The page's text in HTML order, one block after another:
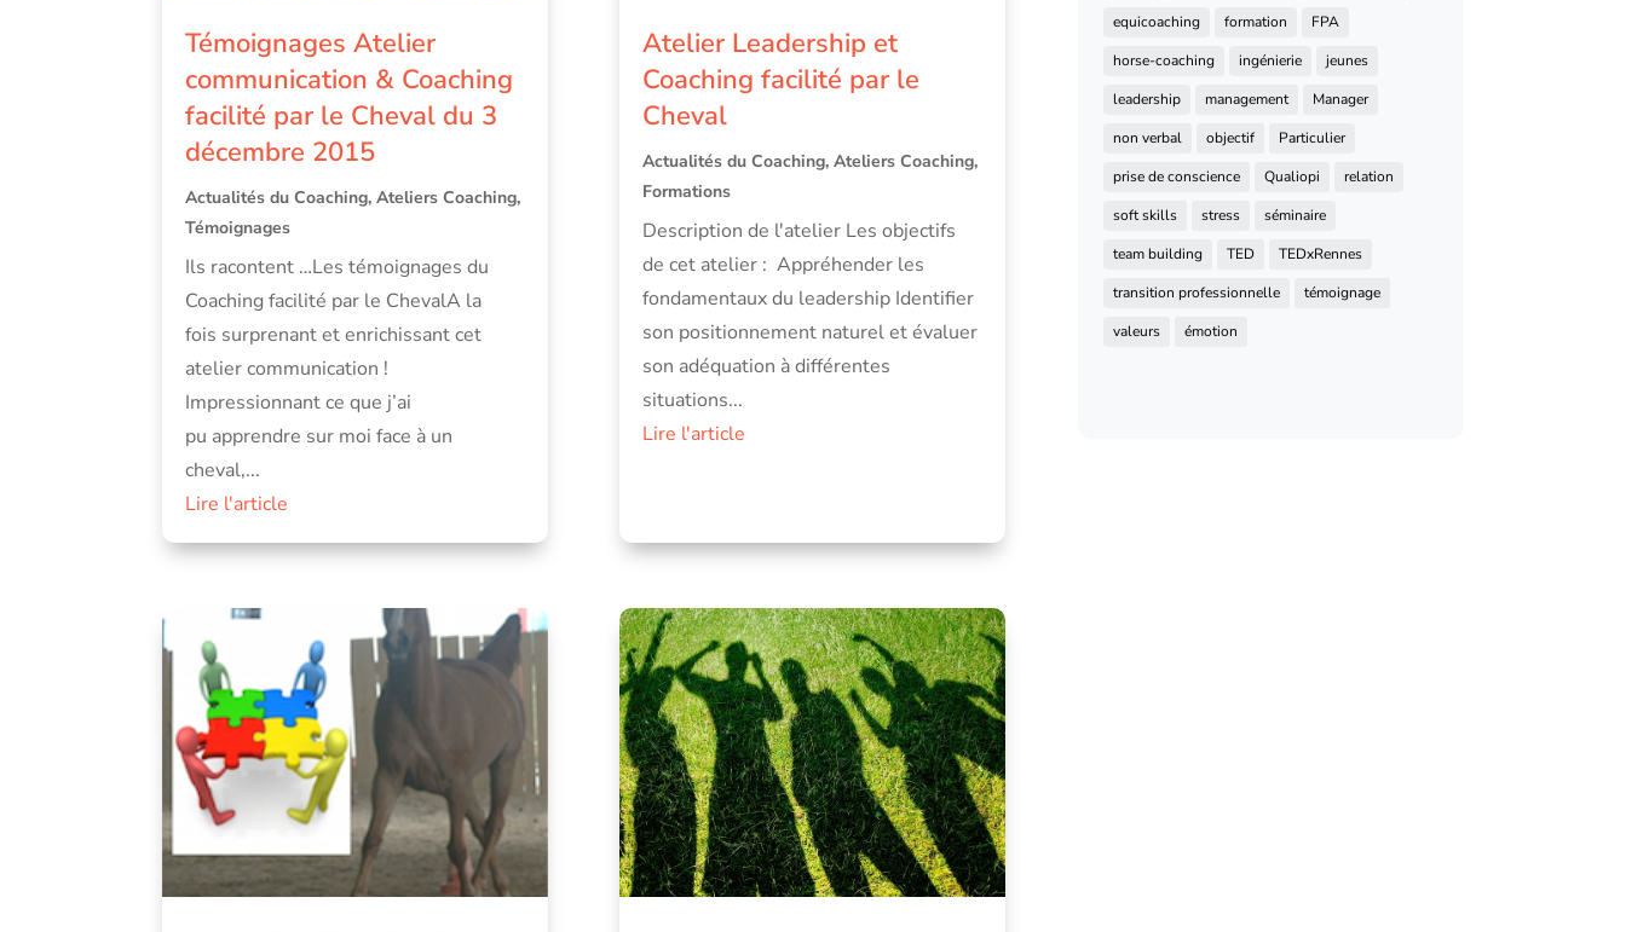
Témoignages Atelier
communication & Coaching
facilité par le Cheval du 3
décembre 2015
Actualités du Coaching,Ateliers Coaching,
Témoignages
Ils racontent …Les témoignages du
Coaching facilité par le ChevalA la
fois surprenant et enrichissant cet
atelier communication !
Impressionnant ce que j’ai
pu apprendre sur moi face à un
cheval,...
Lire l'article
Atelier Leadership et
Coaching facilité par le
Cheval
Actualités du Coaching,Ateliers Coaching,
Formations
Description de l'atelier Les objectifs
de cet atelier : Appréhender les
fondamentaux du leadership Identifier
son positionnement naturel et évaluer
son adéquation à différentes
situations...
Lire l'article
equicoaching
formation
FPA
horse-coaching
ingénierie
jeunes
leadership
management
Manager
non verbal
objectif
Particulier
prise de conscience
Qualiopi
relation
soft skills
stress
séminaire
team building
TED
TEDxRennes
transition professionnelle
témoignage
valeurs
émotion